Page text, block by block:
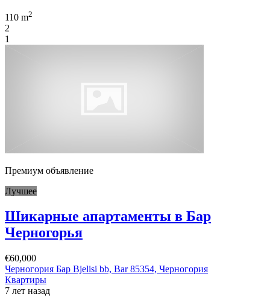
110 m2
2
1
Премиум объявление
Лучшее
Шикарные апартаменты в Бар
Черногорья
€60,000
Черногория Бар Bjelisi bb, Bar 85354, Черногория
Квартиры
7 лет назад